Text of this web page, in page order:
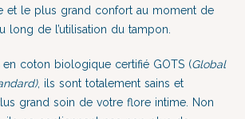
et le plus grand confort au moment de
long de l’utilisation du tampon.
en coton biologique certifié GOTS (Global
, ils sont totalement sains et
grand soin de votre flore intime. Non